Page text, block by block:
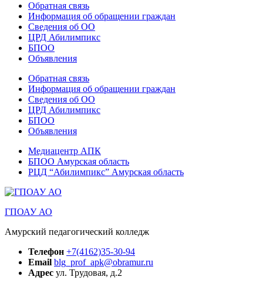
Обратная связь
Информация об обращении граждан
Сведения об ОО
ЦРД Абилимпикс
БПОО
Объявления
Обратная связь
Информация об обращении граждан
Сведения об ОО
ЦРД Абилимпикс
БПОО
Объявления
Медиацентр АПК
БПОО Амурская область
РЦД “Абилимпикс” Амурская область
ГПОАУ АО
Амурский педагогический колледж
Телефон +7(4162)35-30-94
Email blg_prof_apk@obramur.ru
Адрес ул. Трудовая, д.2